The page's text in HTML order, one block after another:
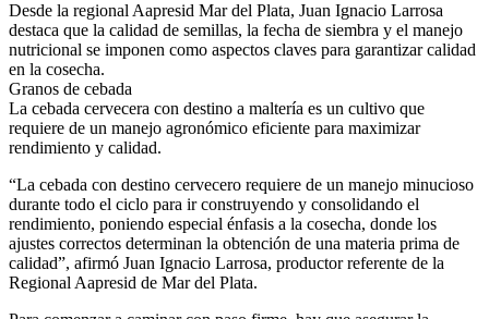
Desde la regional Aapresid Mar del Plata, Juan Ignacio Larrosa
destaca que la calidad de semillas, la fecha de siembra y el manejo
nutricional se imponen como aspectos claves para garantizar calidad
en la cosecha.
Granos de cebada
La cebada cervecera con destino a maltería es un cultivo que
requiere de un manejo agronómico eficiente para maximizar
rendimiento y calidad.
“La cebada con destino cervecero requiere de un manejo minucioso
durante todo el ciclo para ir construyendo y consolidando el
rendimiento, poniendo especial énfasis a la cosecha, donde los
ajustes correctos determinan la obtención de una materia prima de
calidad”, afirmó Juan Ignacio Larrosa, productor referente de la
Regional Aapresid de Mar del Plata.